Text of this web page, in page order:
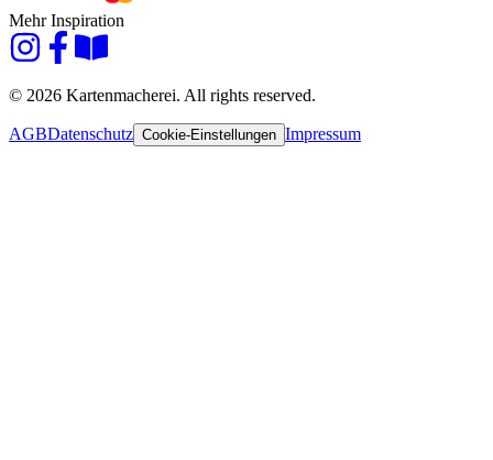
Mehr Inspiration
© 2026 Kartenmacherei. All rights reserved.
AGBDatenschutz Cookie-Einstellungen Impressum